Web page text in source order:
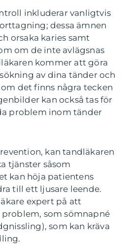
inkluderar vanligtvis
dessa ämnen
orsaka karies samt
om de inte avlägsnas
kommer att göra
av dina tänder och
det finns några tecken
kan också tas för
problem inom tänder
kan tandläkaren
tjänster såsom
kan höja patientens
till ett ljusare leende.
expert på att
som sömnapné
som kan kräva